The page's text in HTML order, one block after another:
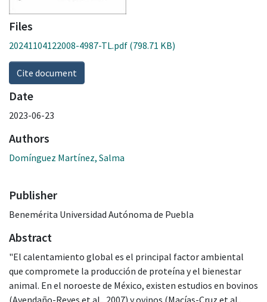
Files
20241104122008-4987-TL.pdf (798.71 KB)
Cite document
Date
2023-06-23
Authors
Domínguez Martínez, Salma
Publisher
Benemérita Universidad Autónoma de Puebla
Abstract
"El calentamiento global es el principal factor ambiental
que compromete la producción de proteína y el bienestar
animal. En el noroeste de México, existen estudios en bovinos
(Avendaño-Reyes et al., 2007) y ovinos (Macías-Cruz et al.,